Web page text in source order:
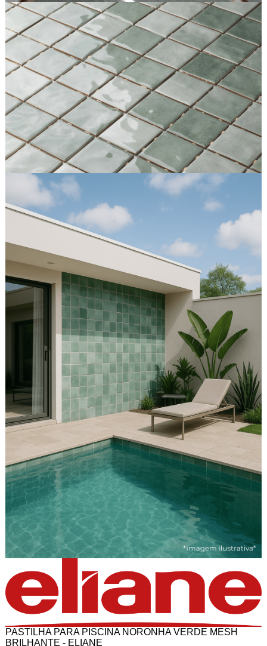
PASTILHA PARA PISCINA NORONHA VERDE MESH
BRILHANTE - ELIANE